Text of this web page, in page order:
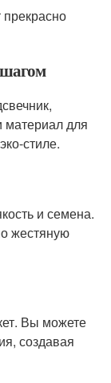
прекрасно
материал для
стиле.
и семена.
жестяную
Вы можете
создавая